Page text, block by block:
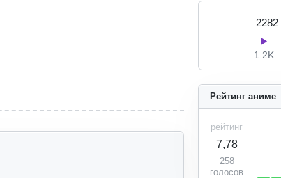
2282
1.2K
Рейтинг аниме
рейтинг
7,78
258
голосов